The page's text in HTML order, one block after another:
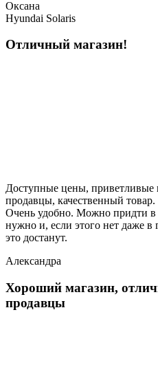
Оксана
Hyundai Solaris
Отличный магазин!
Доступные цены,
продавцы, качественный
Очень удобно. Можно придти в
нужно и, если этого нет даже в
это достанут.
Александра
Хороший магазин,
продавцы